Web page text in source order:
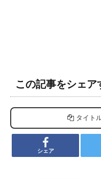
この記事をシェア
タイト
シェア